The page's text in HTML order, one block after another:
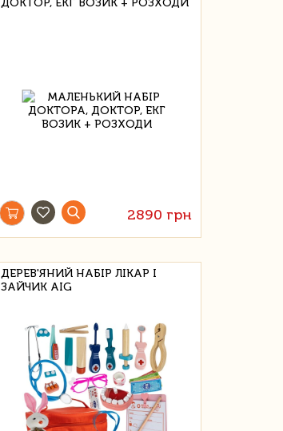
ДОКТОР, ЕКГ ВОЗИК + РОЗХОДИ
2890 грн
ДЕРЕВ'ЯНИЙ НАБІР ЛІКАР І
ЗАЙЧИК AIG